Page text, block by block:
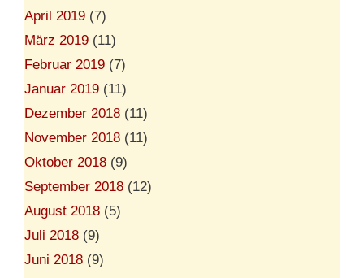
April 2019 (7)
März 2019 (11)
Februar 2019 (7)
Januar 2019 (11)
Dezember 2018 (11)
November 2018 (11)
Oktober 2018 (9)
September 2018 (12)
August 2018 (5)
Juli 2018 (9)
Juni 2018 (9)